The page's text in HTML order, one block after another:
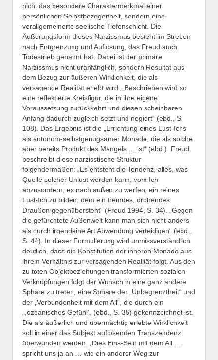
nicht das besondere Charaktermerkmal einer
persönlichen Selbstbezogenheit, sondern eine
verallgemeinerte seelische Tiefenschicht. Die
Äußerungsform dieses Narzissmus besteht im Streben
nach Entgrenzung und Auflösung, das Freud auch
Todestrieb genannt hat. Dabei ist der primäre
Narzissmus nicht uranfänglich, sondern Resultat aus
dem Bezug zur äußeren Wirklichkeit, die als
versagende Realität erlebt wird. „Beschrieben wird so
eine reflektierte Kreisfigur, die in ihre eigene
Voraussetzung zurückkehrt und diesen scheinbaren
Anfang dadurch zugleich setzt und negiert“ (ebd., S.
108). Das Ergebnis ist die „Errichtung eines Lust-Ichs
als autonom-selbstgenügsamer Monade, die als solche
aber bereits Produkt des Mangels … ist“ (ebd.). Freud
beschreibt diese narzisstische Struktur
folgendermaßen: „Es entsteht die Tendenz, alles, was
Quelle solcher Unlust werden kann, vom Ich
abzusondern, es nach außen zu werfen, ein reines
Lust-Ich zu bilden, dem ein fremdes, drohendes
Draußen gegenübersteht“ (Freud 1994, S. 34). „Gegen
die gefürchtete Außenwelt kann man sich nicht anders
als durch irgendeine Art Abwendung verteidigen“ (ebd.,
S. 44). In dieser Formulierung wird unmissverständlich
deutlich, dass die Konstitution der inneren Monade aus
ihrem Verhältnis zur versagenden Realität folgt. Aus den
zu toten Objektbeziehungen transformierten sozialen
Verknüpfungen folgt der Wunsch in eine ganz andere
Sphäre zu treten, eine Sphäre der „Unbegrenztheit“ und
der „Verbundenheit mit dem All“, die durch ein
„,ozeanisches Gefühl‘„ (ebd., S. 35) gekennzeichnet ist.
Die als äußerlich und übermächtig erlebte Wirklichkeit
soll in einer das Subjekt auflösenden Transzendenz
überwunden werden. „Dies Eins-Sein mit dem All …
spricht uns ja an … wie ein anderer Weg zur